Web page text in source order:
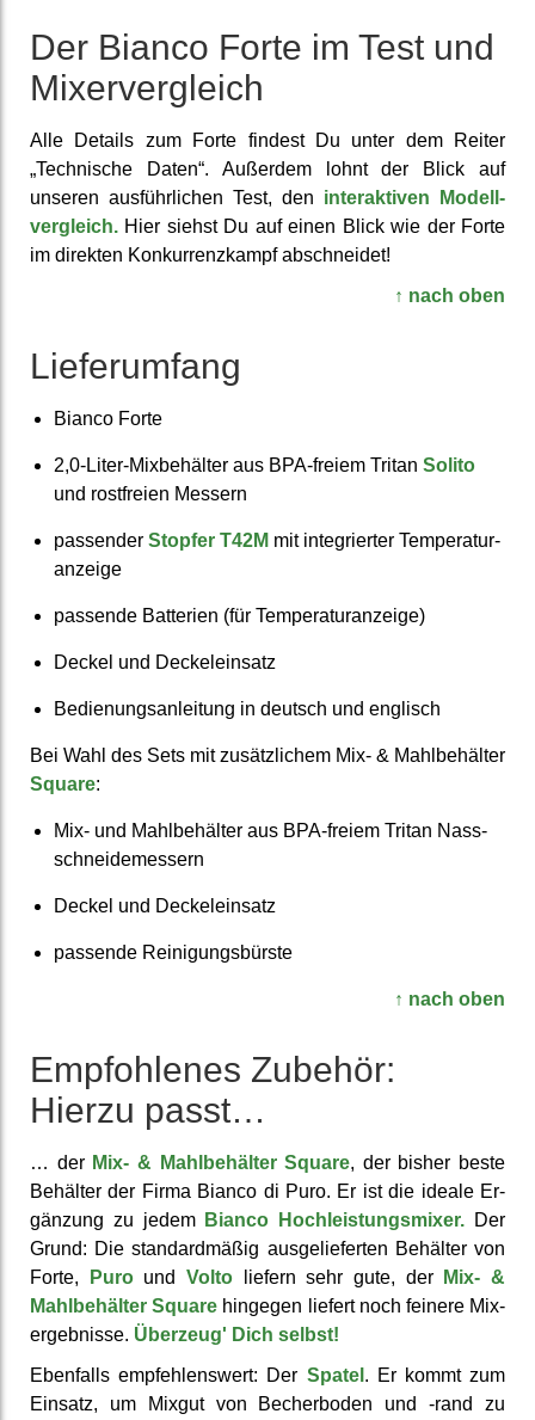
Der Bianco Forte im Test und
Mixer­vergleich
Alle Details zum Forte findest Du unter dem Reiter
„Tech­nische Daten“. Außerdem lohnt der Blick auf
unseren aus­führ­lichen Test, den inter­aktiven Modell­
vergleich. Hier siehst Du auf einen Blick wie der Forte
im direkten Kon­kurrenz­kampf ab­schneidet!
↑ nach oben
Liefer­umfang
Bianco Forte
2,0-Liter-Mix­behälter aus BPA-freiem Tritan Solito
und rost­freien Messern
passender Stopfer T42M mit inte­grierter Temperatur­
anzeige
passende Batterien (für Temperatur­anzeige)
Deckel und Deckel­einsatz
Bedienungs­anleitung in deutsch und englisch
Bei Wahl des Sets mit zusätz­lichem Mix- & Mahl­behälter
Square:
Mix- und Mahl­behälter aus BPA-freiem Tritan Nass­
schneide­messern
Deckel und Deckel­einsatz
passende Reinigungs­bürste
↑ nach oben
Emp­fohlenes Zubehör:
Hierzu passt…
… der Mix- & Mahl­behälter Square, der bisher beste
Behälter der Firma Bianco di Puro. Er ist die ideale Er­
gänzung zu jedem Bianco Hoch­leistungs­mixer. Der
Grund: Die standard­mäßig aus­geliefer­ten Behälter von
Forte,
PuroundVolto liefern sehr gute, der
Mix- &
Mahl­behälter Square hingegen liefert noch feinere Mix­
ergebnisse. Überzeug' Dich selbst!
Ebenfalls emp­fehlens­wert: Der Spatel . Er kommt zum
Einsatz, um Mixgut von Becher­boden und -rand zu